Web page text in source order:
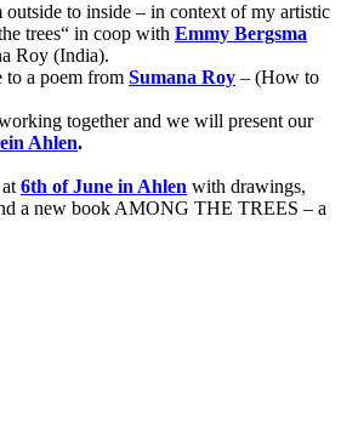
to inside – in context of my artistic
trees“ in coop with Emmy Bergsma
Roy (India).
to a poem from Sumana Roy – (How to
together and we will present our
Ahlen.
6th of June in Ahlen with drawings,
a new book AMONG THE TREES – a